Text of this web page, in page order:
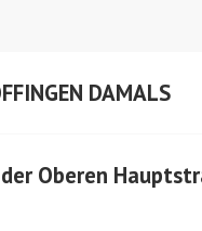
DAMALS
Oberen